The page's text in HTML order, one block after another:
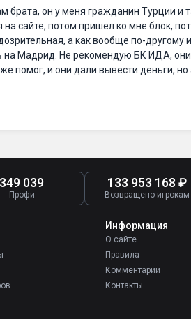
брата, он у меня гражданин Турции и
сайте, потом пришел ко мне блок,
а как вообще по-другому
на Мадрид. Не рекомендую БК ИДА,
помог, и они дали вывести деньги, но
349 039
Профи
133 953 168 ₽
Возвращено игрокам
Информация
О сайте
Правила
Комментарии
Контакты